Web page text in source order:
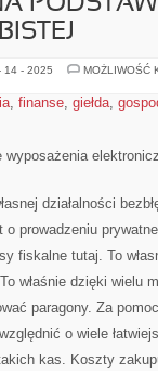
14 - 2025
MOŻLIWOŚĆ
, finanse, giełda,
działalności
prowadzeniu
fiskalne tutaj. To
właśnie dzięki wielu
paragony. Za
o wiele
kas. Koszty